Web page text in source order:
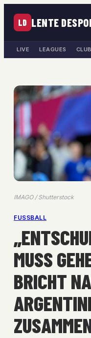
LD LENTE
LIVE LEAGUES
IMAGO / Shutterstock
FUSSBALL
MUSS
BRICHT